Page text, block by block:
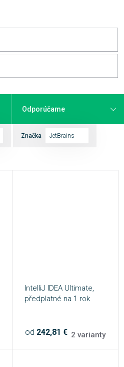
Značka JetBrains
IntelliJ IDEA Ultimate,
předplatné na 1 rok
od 242,81 € 2 varianty